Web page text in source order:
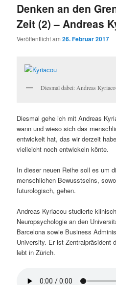
Denken an den
Zeit (2) – Andreas
Veröffentlicht am26. Februar 2017
Diesmal dabei: Andreas
Diesmal gehe ich mit Andreas
wann und wieso sich das
entwickelt hat, das wir derzeit
vielleicht noch entwickeln könte.
In dieser neuen Reihe soll es um
menschlichen Bewusstseins,
futurologisch, gehen.
Andreas Kyriacou studierte
Neuropsychologie an den
Barcelona sowie Business
University. Er ist Zentralpräsident
lebt in Zürich.